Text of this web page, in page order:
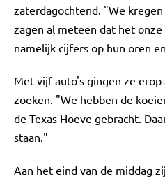
zaterdagochtend. "We
zagen al meteen dat het
namelijk cijfers op hun oren
Met vijf auto's gingen ze
zoeken. "We hebben de
de Texas Hoeve gebracht.
staan."
Aan het eind van de middag